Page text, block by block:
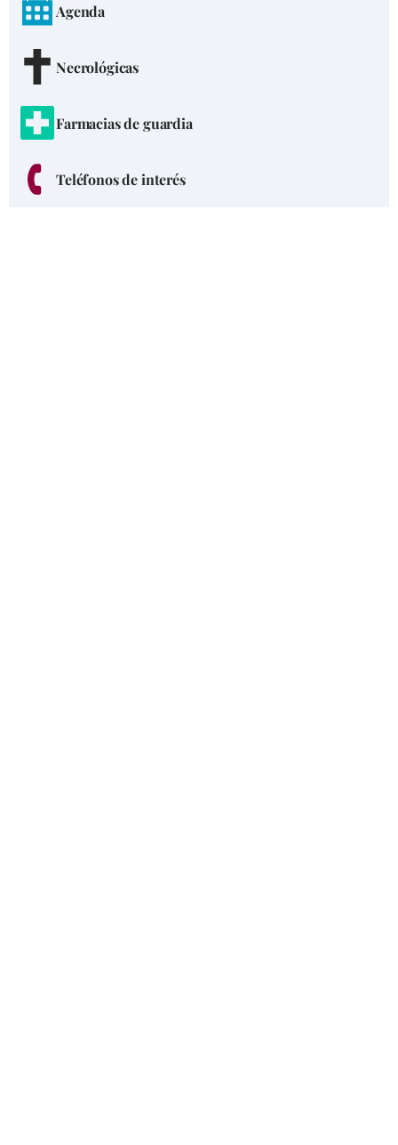
Agenda
Necrológicas
Farmacias de guardia
Teléfonos de interés